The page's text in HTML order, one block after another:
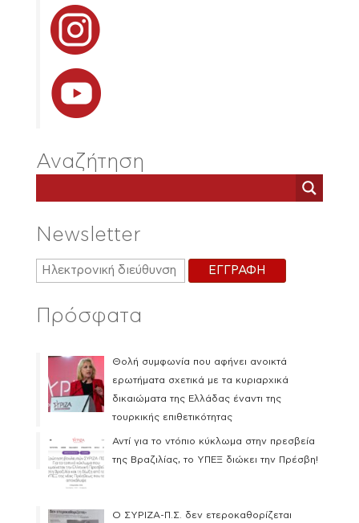
Αναζήτηση
Newsletter
Πρόσφατα
Θολή συμφωνία που αφήνει ανοικτά
ερωτήματα σχετικά με τα κυριαρχικά
δικαιώματα της Ελλάδας έναντι της
τουρκικής επιθετικότητας
Αντί για το ντόπιο κύκλωμα στην πρεσβεία
της Βραζιλίας, το ΥΠΕΞ διώκει την Πρέσβη!
Ο ΣΥΡΙΖΑ-Π.Σ. δεν ετεροκαθορίζεται